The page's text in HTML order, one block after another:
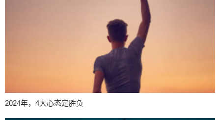
2024年，4大心态定胜负